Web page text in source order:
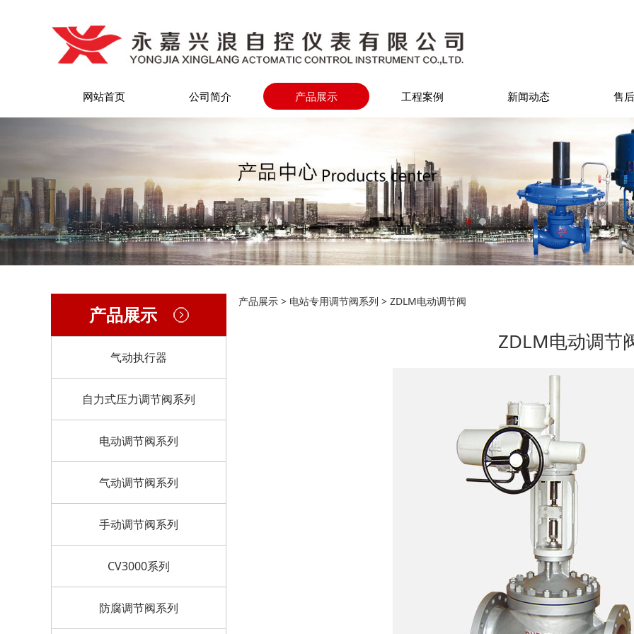
网站首页 公司简介 产品展示 工程案例 新闻动态 售
产品展示
气动执行器
自力式压力调节阀系列
电动调节阀系列
气动调节阀系列
手动调节阀系列
CV3000系列
防腐调节阀系列
ZDLM电动调节阀
产品展示 > 电站专用调节阀系列 > ZDLM电动调节阀
ZDLM电动调节